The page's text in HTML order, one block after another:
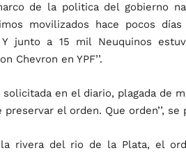
de la politica del gobierno
movilizados hace pocos
junto a 15 mil Neuquinos
Chevron en YPF’’.
en el diario, plagada de
el orden. Que orden’’, se
la rivera del rio de la Plata, el